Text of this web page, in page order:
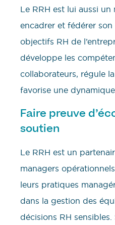
Le RRH est lui aussi
encadrer et fédérer
objectifs RH de
développe les
collaborateurs, régule
favorise une
Faire preuve
soutien
Le RRH est un
managers
leurs pratiques
dans la gestion des
décisions RH